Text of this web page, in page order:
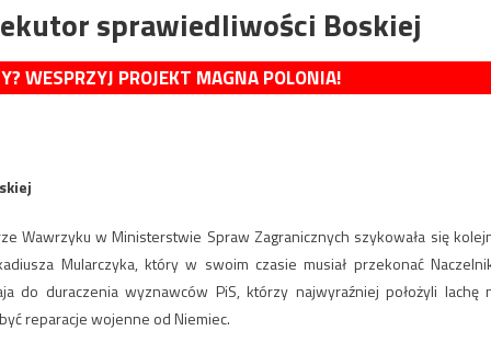
sprawiedliwości Boskiej
WESPRZYJ PROJEKT MAGNA POLONIA!
Wawrzyku w Ministerstwie Spraw Zagranicznych szykowała się
Mularczyka, który w swoim czasie musiał przekonać
do duraczenia wyznawców PiS, którzy najwyraźniej położyli lachę
reparacje wojenne od Niemiec.